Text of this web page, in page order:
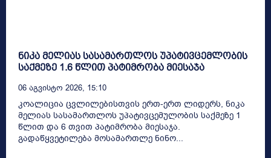
ნიკა მელიას სასამართლოს უპატივცემლობის
საქმეზე 1.6 წლით პატიმრობა მიესაჯა
06 Აგვისტო 2026, 15:10
კოალიცია ცვლილებისთვის ერთ-ერთ ლიდერს, ნიკა
მელიას სასამართლოს უპატივცემულობის საქმეზე 1
წლით და 6 თვით პატიმრობა მიესაჯა.
გადაწყვეტილება მოსამართლე ნინო...